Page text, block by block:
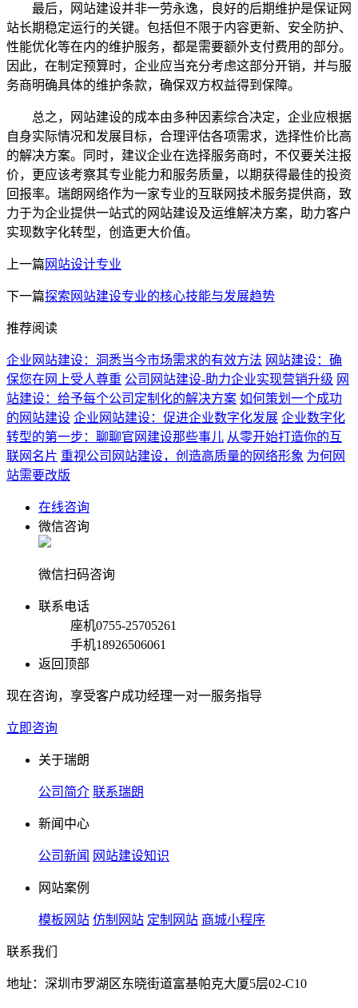
最后，网站建设并非一劳永逸，良好的后期维护是保证网
站长期稳定运行的关键。包括但不限于内容更新、安全防护、
性能优化等在内的维护服务，都是需要额外支付费用的部分。
因此，在制定预算时，企业应当充分考虑这部分开销，并与服
务商明确具体的维护条款，确保双方权益得到保障。
总之，网站建设的成本由多种因素综合决定，企业应根据
自身实际情况和发展目标，合理评估各项需求，选择性价比高
的解决方案。同时，建议企业在选择服务商时，不仅要关注报
价，更应该考察其专业能力和服务质量，以期获得最佳的投资
回报率。瑞朗网络作为一家专业的互联网技术服务提供商，致
力于为企业提供一站式的网站建设及运维解决方案，助力客户
实现数字化转型，创造更大价值。
上一篇 网站设计专业
下一篇探索网站建设专业的核心技能与发展趋势
推荐阅读
企业网站建设：洞悉当今市场需求的有效方法 网站建设：确
保您在网上受人尊重 公司网站建设-助力企业实现营销升级 网
站建设：给予每个公司定制化的解决方案 如何策划一个成功
的网站建设 企业网站建设：促进企业数字化发展 企业数字化
转型的第一步：聊聊官网建设那些事儿 从零开始打造你的互
联网名片 重视公司网站建设，创造高质量的网络形象 为何网
站需要改版
在线咨询
微信咨询
微信扫码咨询
联系电话
座机0755-25705261
手机18926506061
返回顶部
现在咨询，享受客户成功经理一对一服务指导
立即咨询
关于瑞朗
公司简介 联系瑞朗
新闻中心
公司新闻 网站建设知识
网站案例
模板网站 仿制网站 定制网站 商城小程序
联系我们
地址：深圳市罗湖区东晓街道富基帕克大厦5层02-C10